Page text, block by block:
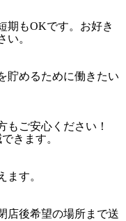
期もOKです。お好き
い。
貯めるために働きたい
もご安心ください！
きます。
ます。
店後希望の場所まで送